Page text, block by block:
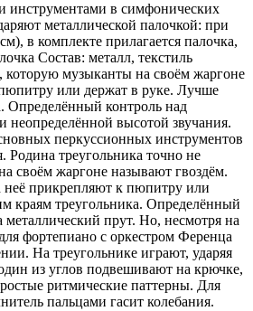
инструментами в симфонических
металлической палочкой: при
в комплекте прилагается палочка,
Состав: металл, текстиль
которую музыканты на своём жаргоне
или держат в руке. Лучше
Определённый контроль над
неопределённой высотой звучания.
перкуссионных инструментов
Родина треугольника точно не
своём жаргоне называют гвоздём.
неё прикрепляют к пюпитру или
краям треугольника. Определённый
металлический прут. Но, несмотря на
фортепиано с оркестром Ференца
На треугольнике играют, ударяя
из углов подвешивают на крючке,
ритмические паттерны. Для
пальцами гасит колебания.